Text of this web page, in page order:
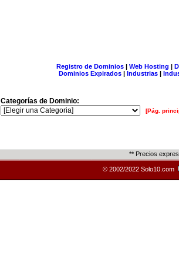
Registro de Dominios| Web Hosting |
Dominios Expirados | Industrias |
Categorías de Dominio:
[Pág.
** Precios
© 2002/2022 Solo10.com